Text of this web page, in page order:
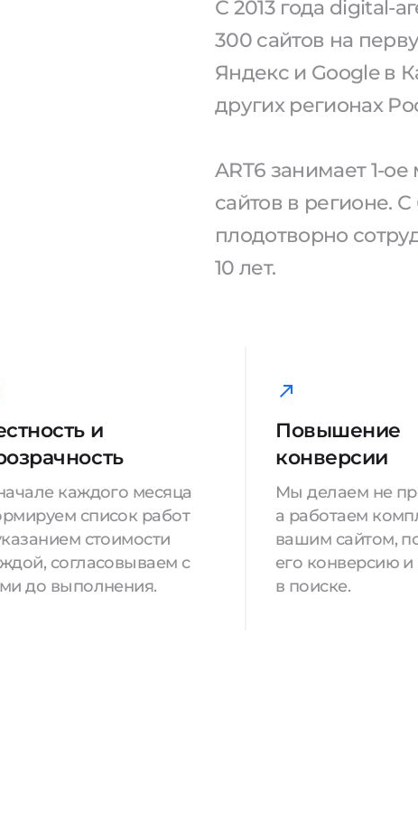
С 2013 года digital-
300 сайтов на
Яндекс и Google в
других регионах
ART6 занимает 1-
сайтов в регионе.
плодотворно
10 лет.
и
каждого месяца
список работ
стоимости
согласовываем с
до выполнения.
Повышение
конверсии
Мы делаем не
а работаем
вашим сайтом,
его конверсию
в поиске.